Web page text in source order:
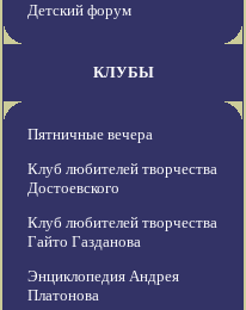
Детский форум
КЛУБЫ
Пятничные вечера
Клуб любителей творчества
Достоевского
Клуб любителей творчества
Гайто Газданова
Энциклопедия Андрея
Платонова